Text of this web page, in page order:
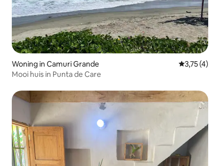
Woning in Camuri Grande
3,75 (4)
Mooi huis in Punta de Care